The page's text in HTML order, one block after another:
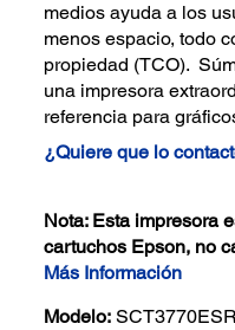
medios ayuda a los
menos espacio, todo
propiedad (TCO).
una impresora
referencia para
¿Quiere que lo
Nota: Esta impresora
cartuchos Epson, no
Más Información
Modelo: SCT3770ESR